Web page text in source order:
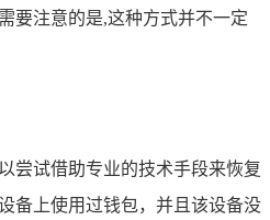
要注意的是,这种方式并不一定
尝试借助专业的技术手段来恢复
备上使用过钱包，并且该设备没